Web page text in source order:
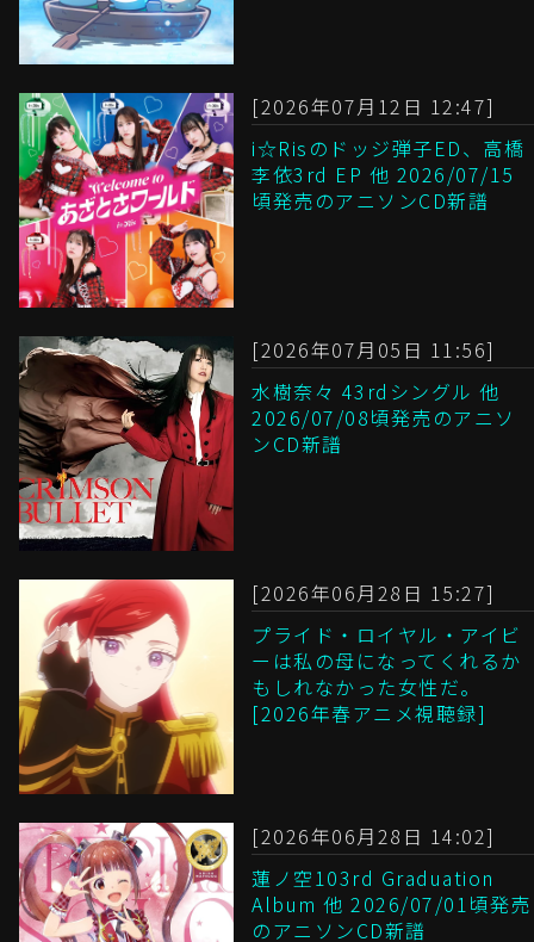
[2026年07月12日 12:47]
i☆Risのドッジ弾子ED、高橋
李依3rd EP 他 2026/07/15
頃発売のアニソンCD新譜
[2026年07月05日 11:56]
水樹奈々 43rdシングル 他
2026/07/08頃発売のアニソ
ンCD新譜
[2026年06月28日 15:27]
プライド・ロイヤル・アイビ
ーは私の母になってくれるか
もしれなかった女性だ。
[2026年春アニメ視聴録]
[2026年06月28日 14:02]
蓮ノ空103rd Graduation
Album 他 2026/07/01頃発売
のアニソンCD新譜